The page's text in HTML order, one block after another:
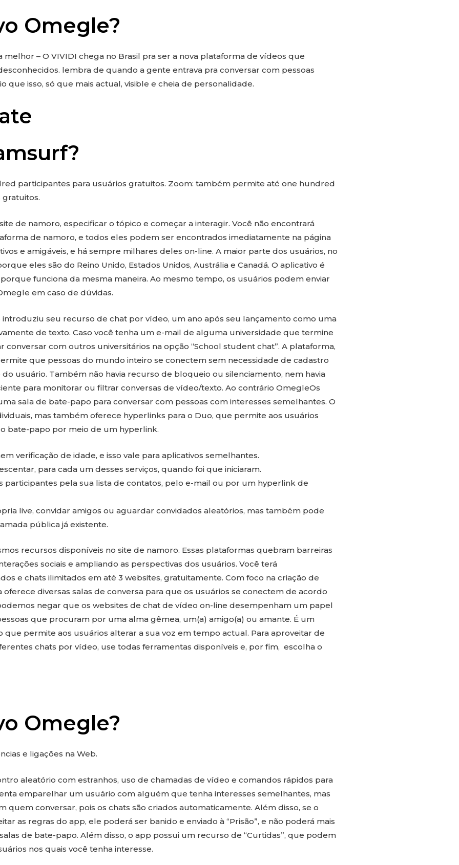
Omegle?
– O VIVIDI chega no Brasil pra ser a nova plataforma de vídeos que
lembra de quando a gente entrava pra conversar com pessoas
que isso, só que mais actual, visible e cheia de personalidade.
participantes para usuários gratuitos. Zoom: também permite até one hundred
gratuitos.
de namoro, especificar o tópico e começar a interagir. Você não encontrará
de namoro, e todos eles podem ser encontrados imediatamente na página
e amigáveis, e há sempre milhares deles on-line. A maior parte dos usuários, no
eles são do Reino Unido, Estados Unidos, Austrália e Canadá. O aplicativo é
funciona da mesma maneira. Ao mesmo tempo, os usuários podem enviar
em caso de dúvidas.
introduziu seu recurso de chat por vídeo, um ano após seu lançamento como uma
de texto. Caso você tenha um e-mail de alguma universidade que termine
conversar com outros universitários na opção “School student chat”. A plataforma,
que pessoas do mundo inteiro se conectem sem necessidade de cadastro
usuário. Também não havia recurso de bloqueio ou silenciamento, nem havia
para monitorar ou filtrar conversas de vídeo/texto. Ao contrário OmegleOs
sala de bate-papo para conversar com pessoas com interesses semelhantes. O
mas também oferece hyperlinks para o Duo, que permite aos usuários
bate-papo por meio de um hyperlink.
verificação de idade, e isso vale para aplicativos semelhantes.
para cada um desses serviços, quando foi que iniciaram.
participantes pela sua lista de contatos, pelo e-mail ou por um hyperlink de
live, convidar amigos ou aguardar convidados aleatórios, mas também pode
pública já existente.
recursos disponíveis no site de namoro. Essas plataformas quebram barreiras
sociais e ampliando as perspectivas dos usuários. Você terá
e chats ilimitados em até 3 websites, gratuitamente. Com foco na criação de
diversas salas de conversa para que os usuários se conectem de acordo
negar que os websites de chat de vídeo on-line desempenham um papel
que procuram por uma alma gêmea, um(a) amigo(a) ou amante. É um
permite aos usuários alterar a sua voz em tempo actual. Para aproveitar de
chats por vídeo, use todas ferramentas disponíveis e, por fim, escolha o
Omegle?
e ligações na Web.
aleatório com estranhos, uso de chamadas de vídeo e comandos rápidos para
emparelhar um usuário com alguém que tenha interesses semelhantes, mas
quem conversar, pois os chats são criados automaticamente. Além disso, se o
as regras do app, ele poderá ser banido e enviado à “Prisão”, e não poderá mais
de bate-papo. Além disso, o app possui um recurso de “Curtidas”, que podem
nos quais você tenha interesse.